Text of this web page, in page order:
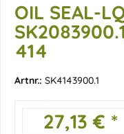
OIL SEAL-
414
Artnr.: SK4143900.1
27,13 € *